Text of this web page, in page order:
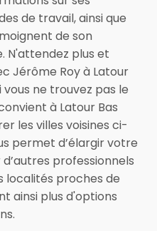
de travail, ainsi que
de son
N'attendez plus et
Jérôme Roy à Latour
vous ne trouvez pas le
à Latour Bas
les villes voisines ci-
permet d’élargir votre
professionnels
localités proches de
ainsi plus d'options